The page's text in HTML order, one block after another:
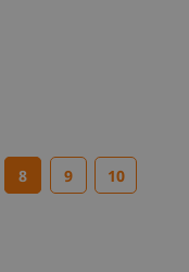
8 9 10